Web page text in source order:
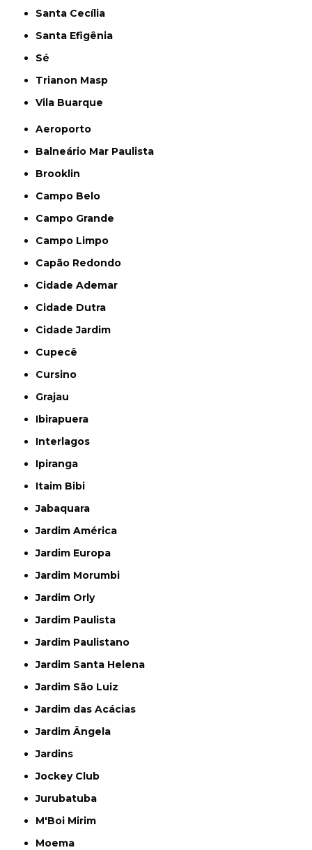
Santa Cecília
Santa Efigênia
Sé
Trianon Masp
Vila Buarque
Aeroporto
Balneário Mar Paulista
Brooklin
Campo Belo
Campo Grande
Campo Limpo
Capão Redondo
Cidade Ademar
Cidade Dutra
Cidade Jardim
Cupecê
Cursino
Grajau
Ibirapuera
Interlagos
Ipiranga
Itaim Bibi
Jabaquara
Jardim América
Jardim Europa
Jardim Morumbi
Jardim Orly
Jardim Paulista
Jardim Paulistano
Jardim Santa Helena
Jardim São Luiz
Jardim das Acácias
Jardim Ângela
Jardins
Jockey Club
Jurubatuba
M'Boi Mirim
Moema